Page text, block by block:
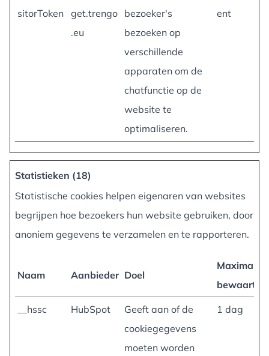
sitorToken get.trengo
.eu
bezoeker's
bezoeken op
verschillende
apparaten om de
chatfunctie op de
website te
optimaliseren.
ent
Statistieken (18)
Statistische cookies helpen eigenaren van websites
begrijpen hoe bezoekers hun website gebruiken, door
anoniem gegevens te verzamelen en te rapporteren.
Naam Aanbieder Doel
Maximale
__hssc HubSpot
Geeft aan of de
cookiegegevens
moeten worden
1 dag